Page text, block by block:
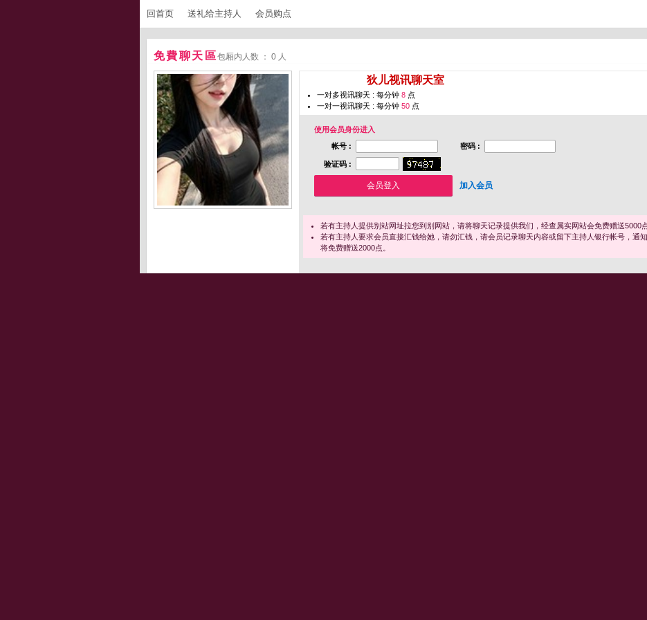
回首页 送礼给主持人 会员购点
免費聊天區包厢内人数 ： 0 人
狄儿视讯聊天室
一对多视讯聊天 : 每分钟 8 点
一对一视讯聊天 : 每分钟 50 点
使用会员身份进入
帐号 :
密码 :
验证码 :
加入会员
若有主持人提供别站网址拉您到别网站，请将聊天记录提供我们，经查属实网站会免费赠送5000点
若有主持人要求会员直接汇钱给她，请勿汇钱，请会员记录聊天内容或留下主持人银行帐号，通
将免费赠送2000点。